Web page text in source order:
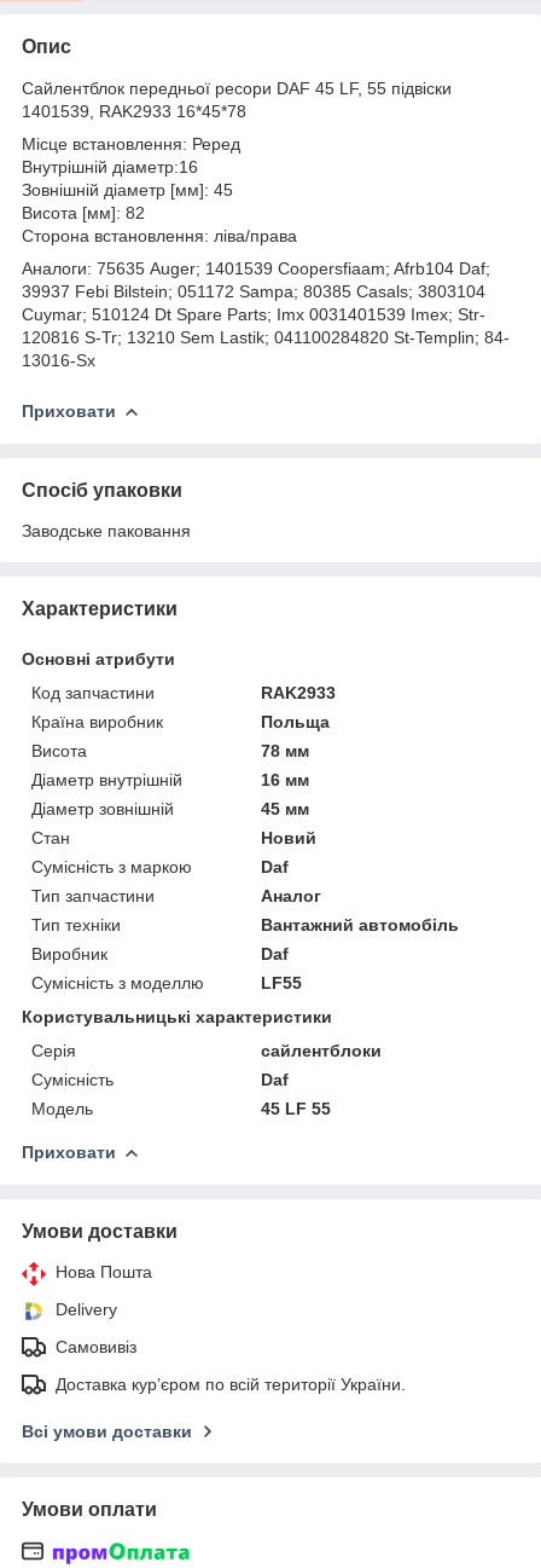
Опис
Сайлентблок передньої ресори DAF 45 LF, 55 підвіски
1401539, RAK2933 16*45*78
Місце встановлення: Реред
Внутрішній діаметр:16
Зовнішній діаметр [мм]: 45
Висота [мм]: 82
Сторона встановлення: ліва/права
Аналоги: 75635 Auger; 1401539 Coopersfiaam; Afrb104 Daf;
39937 Febi Bilstein; 051172 Sampa; 80385 Casals; 3803104
Cuymar; 510124 Dt Spare Parts; Imx 0031401539 Imex; Str-
120816 S-Tr; 13210 Sem Lastik; 041100284820 St-Templin; 84-
13016-Sx
Приховати
Спосіб упаковки
Заводське паковання
Характеристики
Основні атрибути
Код запчастини
RAK2933
Країна виробник
Польща
Висота
78 мм
Діаметр внутрішній
16 мм
Діаметр зовнішній
45 мм
Стан
Новий
Сумісність з маркою
Daf
Тип запчастини
Аналог
Тип техніки
Вантажний автомобіль
Виробник
Daf
Сумісність з моделлю
LF55
Користувальницькі характеристики
Серія
сайлентблоки
Сумісність
Daf
Мoдель
45 LF 55
Приховати
Умови доставки
Нова Пошта
Delivery
Самовивіз
Доставка кур’єром по всій території України.
Всі умови доставки
Умови оплати